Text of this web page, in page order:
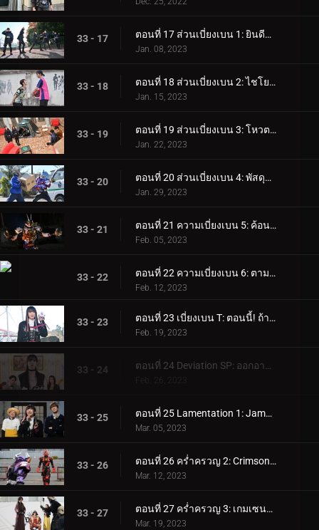
33 - 17 ตอนที่ 17 ส่วนเบี่ยงเบน 1: ยินดีต้อนรับสู่ซีซั่นใหม่!
Jan. 08, 2023
33 - 18 ตอนที่ 18 ส่วนเบี่ยงเบน 2: ไชโย! ศึกแจมเมอร์ บอล!
Jan. 15, 2023
33 - 19 ตอนที่ 19 ส่วนเบี่ยงเบน 3: โหวต! ดิสซาสตาร์คือใคร!
Jan. 22, 2023
33 - 20 ตอนที่ 20 ส่วนเบี่ยงเบน 4: พัสดุจาก Jamato
Jan. 29, 2023
33 - 21 ตอนที่ 21 ความเบี่ยงเบน 5: ค้อนของเกเซอร์!
Feb. 05, 2023
33 - 22 ตอนที่ 22 ความเบี่ยงเบน 6: ตามเขาไป! จิรามิเหรอ!
Feb. 12, 2023
33 - 23 ตอนที่ 23 เบี่ยงเบน T: ตอนนี้! ถ้าเป็นสำหรับผู้เล่นของฉัน
Feb. 19, 2023
33 - 24
Feb. 26, 2023
33 - 25 ตอนที่ 25 Lamentation 1: Jamato Grand Prixโก
Mar. 05, 2023
33 - 26 ตอนที่ 26 คร่ำครวญ 2: Crimson Boost!
Mar. 12, 2023
33 - 27 ตอนที่ 27 คร่ำครวญ 3: เกมเซนโงกุแสนสนุก
Mar. 19, 2023